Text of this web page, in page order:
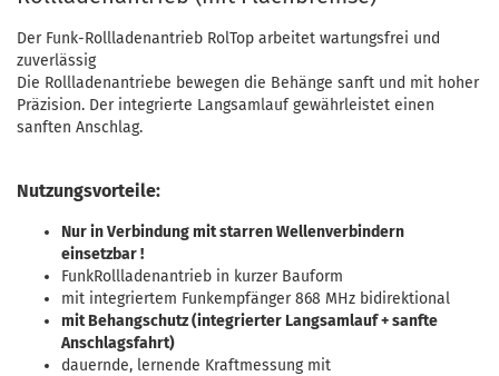
Der Funk-Rollladenantrieb RolTop arbeitet wartungsfrei und
zuverlässig
Die Rollladenantriebe bewegen die Behänge sanft und mit hoher
Präzision. Der integrierte Langsamlauf gewährleistet einen
sanften Anschlag.
Nutzungsvorteile:
Nur in Verbindung mit starren Wellenverbindern
einsetzbar !
FunkRollladenantrieb in kurzer Bauform
mit integriertem Funkempfänger 868 MHz bidirektional
mit Behangschutz (integrierter Langsamlauf + sanfte
Anschlagsfahrt)
dauernde, lernende Kraftmessung mit